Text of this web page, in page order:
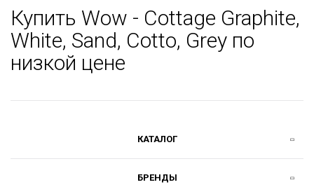
Купить Wow - Cottage Graphite,
White, Sand, Cotto, Grey по
низкой цене
КАТАЛОГ
БРЕНДЫ